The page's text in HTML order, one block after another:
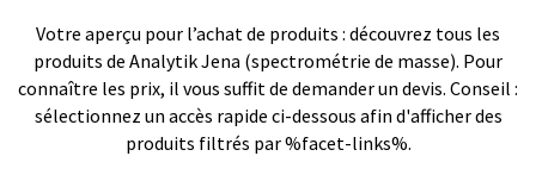
Votre aperçu pour l’achat de produits : découvrez tous les
produits de Analytik Jena (spectrométrie de masse). Pour
connaître les prix, il vous suffit de demander un devis. Conseil :
sélectionnez un accès rapide ci-dessous afin d'afficher des
produits filtrés par %facet-links%.